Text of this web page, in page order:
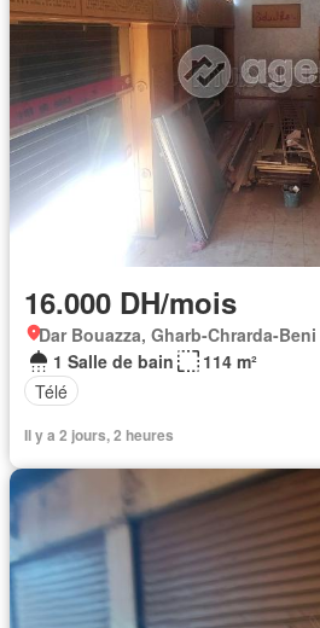
16.000 DH/mois
Dar Bouazza, Gharb-Chrarda-
1 Salle de bain
114 m²
Télé
Il y a 2 jours, 2 heures